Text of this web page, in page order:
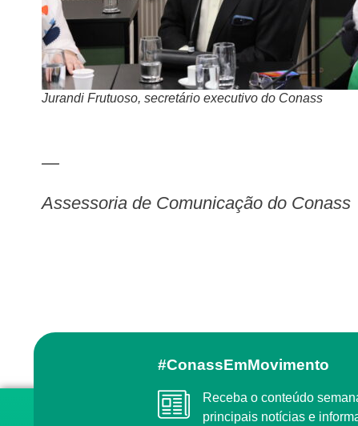
Jurandi Frutuoso, secretário executivo do Conass
—
Assessoria de Comunicação do Conass
#ConassEmMovimento
Receba o conteúdo semanal do Conass com as
principais notícias e